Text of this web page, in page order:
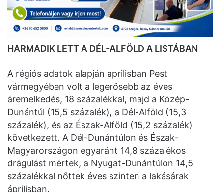
HARMADIK LETT A DÉL-ALFÖLD A LISTÁBAN
A régiós adatok alapján áprilisban Pest
vármegyében volt a legerősebb az éves
áremelkedés, 18 százalékkal, majd a Közép-
Dunántúl (15,5 százalék), a Dél-Alföld (15,3
százalék), és az Észak-Alföld (15,2 százalék)
következett. A Dél-Dunántúlon és Észak-
Magyarországon egyaránt 14,8 százalékos
drágulást mértek, a Nyugat-Dunántúlon 14,5
százalékkal nőttek éves szinten a lakásárak
áprilisban.